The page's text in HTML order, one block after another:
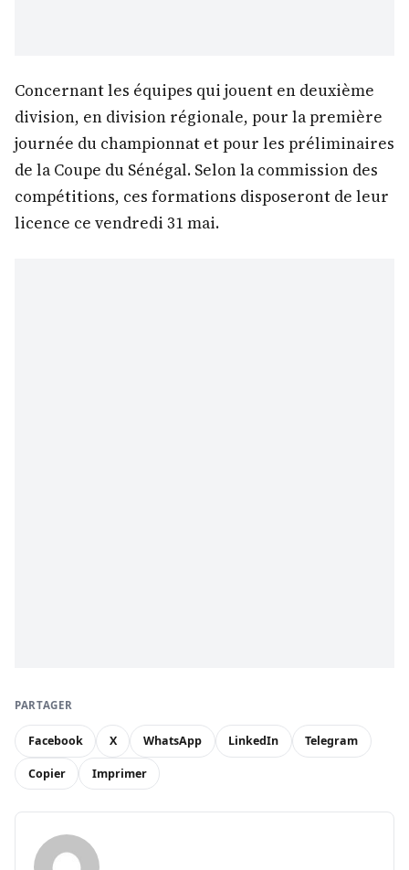
Concernant les équipes qui jouent en deuxième
division, en division régionale, pour la première
journée du championnat et pour les préliminaires
de la Coupe du Sénégal. Selon la commission des
compétitions, ces formations disposeront de leur
licence ce vendredi 31 mai.
PARTAGER
Facebook X WhatsApp LinkedIn Telegram
Copier Imprimer